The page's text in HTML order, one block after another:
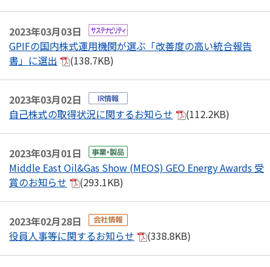
2023年03月03日
GPIFの国内株式運用機関が選ぶ「改善度の高い統合報告
書」に選出
(138.7KB)
2023年03月02日
自己株式の取得状況に関するお知らせ
(112.2KB)
2023年03月01日
Middle East Oil&Gas Show (MEOS) GEO Energy Awards 受
賞のお知らせ
(293.1KB)
2023年02月28日
役員人事等に関するお知らせ
(338.8KB)